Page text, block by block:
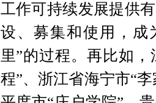
工作可持续发展提供
设、募集和使用，成
里”的过程。再比如
程”、浙江省海宁市“